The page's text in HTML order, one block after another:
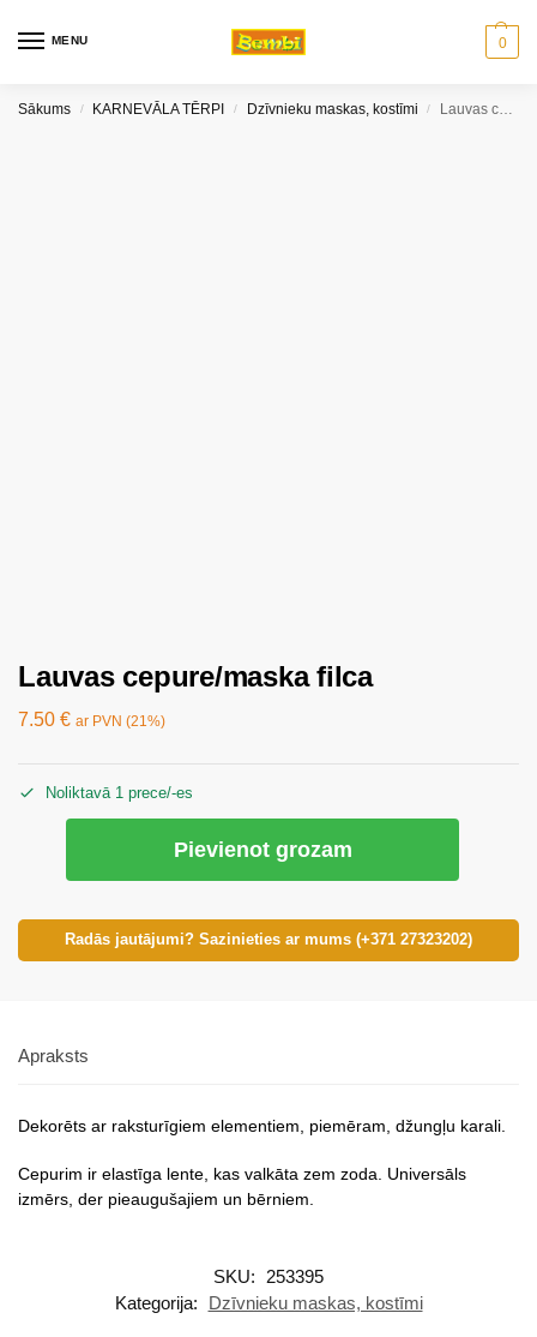
MENU 0
Sākums / KARNEVĀLA TĒRPI / Dzīvnieku maskas, kostīmi / Lauvas cepure/maska filca
Lauvas cepure/maska filca
7.50 € ar PVN (21%)
Noliktavā 1 prece/-es
Pievienot grozam
Radās jautājumi? Sazinieties ar mums (+371 27323202)
Apraksts
Dekorēts ar raksturīgiem elementiem, piemēram, džungļu karali.
Cepurim ir elastīga lente, kas valkāta zem zoda. Universāls
izmērs, der pieaugušajiem un bērniem.
SKU: 253395
Kategorija:
Dzīvnieku maskas, kostīmi